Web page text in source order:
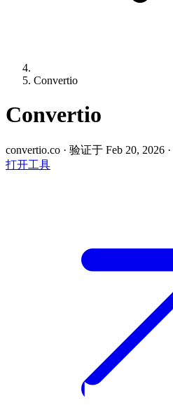
Convertio
Convertio
convertio.co · 验证于 Feb 20, 2026 ·
打开工具